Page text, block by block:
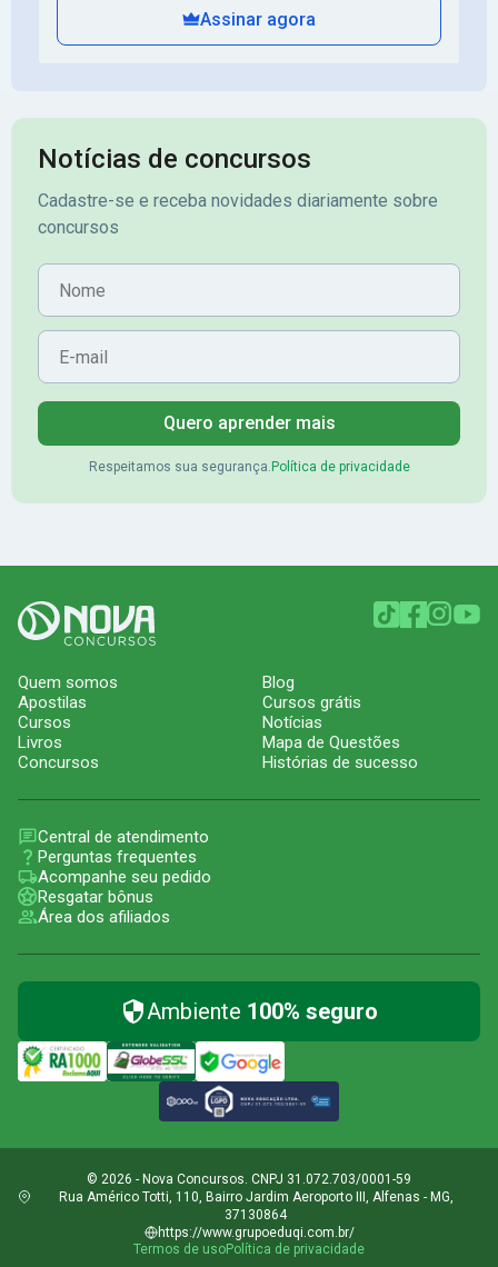
Assinar agora
Notícias de concursos
Cadastre-se e receba novidades diariamente sobre
concursos
Nome
E-mail
Quero aprender mais
Respeitamos sua segurança. Política de privacidade
Quem somos
Apostilas
Cursos
Livros
Concursos
Blog
Cursos grátis
Notícias
Mapa de Questões
Histórias de sucesso
Central de atendimento
Perguntas frequentes
Acompanhe seu pedido
Resgatar bônus
Área dos afiliados
Ambiente 100% seguro
© 2026 - Nova Concursos. CNPJ 31.072.703/0001-59
Rua Américo Totti, 110, Bairro Jardim Aeroporto III, Alfenas - MG,
37130864
https://www.grupoeduqi.com.br/
Termos de usoPolítica de privacidade